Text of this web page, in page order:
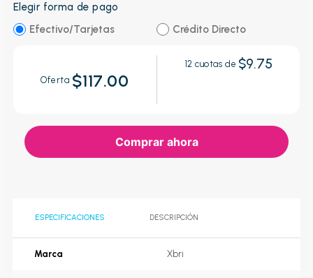
Elegir forma de pago
Efectivo/Tarjetas
Crédito Directo
Oferta $117.00
12 cuotas de $9.75
Comprar ahora
ESPECIFICACIONES DESCRIPCIÓN
Marca Xbri